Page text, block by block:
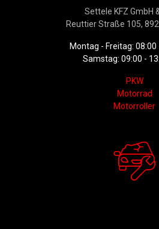
Settele KFZ GmbH
Reuttier Straße 105,
Montag - Freitag: 08:00
Samstag: 09:00 -
PKW
Motorrad
Motorroller